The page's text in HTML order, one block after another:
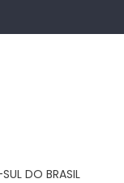
DO BRASIL